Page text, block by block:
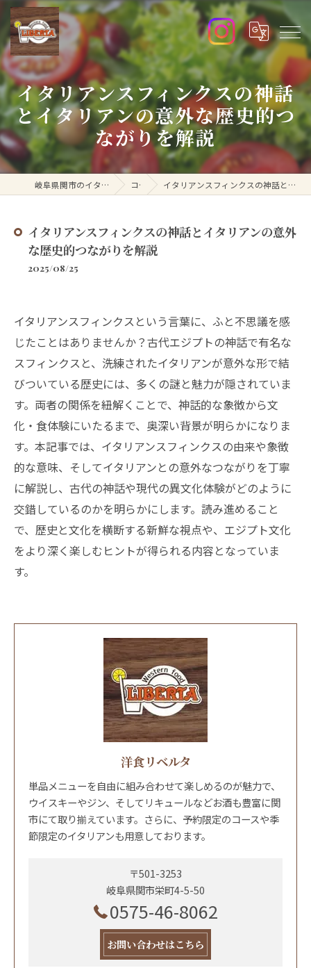
イタリアンスフィンクスの神話
とイタリアンの意外な歴史的つ
ながりを解説
岐阜県関市のイタリアンなら洋食リベルタ コラム イタリアンスフィンクスの神話とイタリアンの意外な歴史的つながりを解説
イタリアンスフィンクスの神話とイタリアンの意外
な歴史的つながりを解説
2025/08/25
イタリアンスフィンクスという言葉に、ふと不思議を感
じたことはありませんか？古代エジプトの神話で有名な
スフィンクスと、洗練されたイタリアンが意外な形で結
びついている歴史には、多くの謎と魅力が隠されていま
す。両者の関係を紐解くことで、神話的な象徴から文
化・食体験にいたるまで、奥深い背景が明らかになりま
す。本記事では、イタリアンスフィンクスの由来や象徴
的な意味、そしてイタリアンとの意外なつながりを丁寧
に解説し、古代の神話や現代の異文化体験がどのように
交錯しているのかを明らかにします。読み進めること
で、歴史と文化を横断する新鮮な視点や、エジプト文化
をより深く楽しむヒントが得られる内容となっていま
す。
洋食リベルタ
単品メニューを自由に組み合わせて楽しめるのが魅力で、
ウイスキーやジン、そしてリキュールなどお酒も豊富に関
市にて取り揃えています。さらに、予約限定のコースや季
節限定のイタリアンも用意しております。
〒501-3253
岐阜県関市栄町4-5-50
0575-46-8062
お問い合わせはこちら